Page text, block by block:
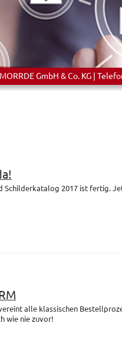
GmbH & Co. KG |
Schilderkatalog 2017 ist fertig.
alle klassischen
wie nie zuvor!